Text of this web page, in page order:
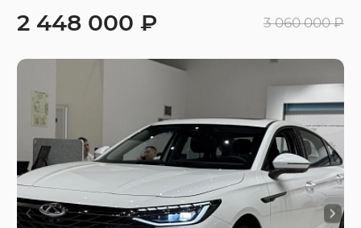
2 448 000 ₽ 3 060 000 ₽